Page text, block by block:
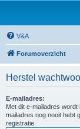
V&A
Forumoverzicht
Herstel
E-mailadres:
Met dit e-mailadres
mailadres nog nooit hebt
registratie.